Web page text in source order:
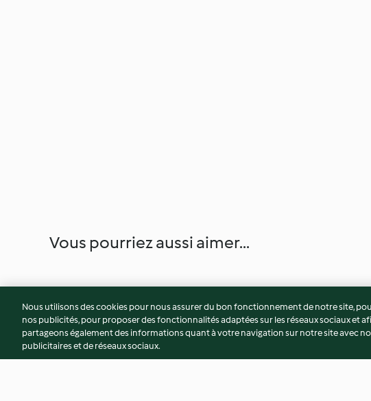
Vous pourriez aussi aimer...
Nous utilisons des cookies pour nous assurer du bon fonctionnement de notre site,
nos publicités, pour proposer des fonctionnalités adaptées sur les réseaux sociaux et
partageons également des informations quant à votre navigation sur notre site avec
publicitaires et de réseaux sociaux.